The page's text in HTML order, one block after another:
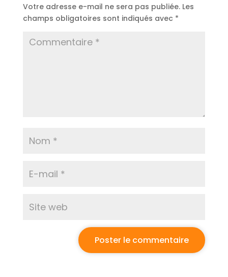
Votre adresse e-mail ne sera pas publiée. Les
champs obligatoires sont indiqués avec *